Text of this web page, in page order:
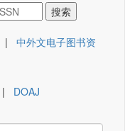
| 中外文电子图书资
| DOAJ